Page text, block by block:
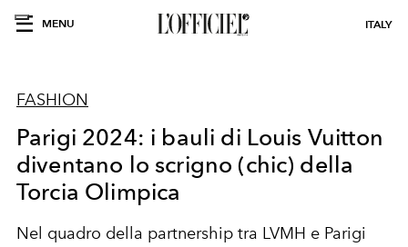
MENU ITALY
FASHION
Parigi 2024: i bauli di Louis Vuitton
diventano lo scrigno (chic) della
Torcia Olimpica
Nel quadro della partnership tra LVMH e Parigi